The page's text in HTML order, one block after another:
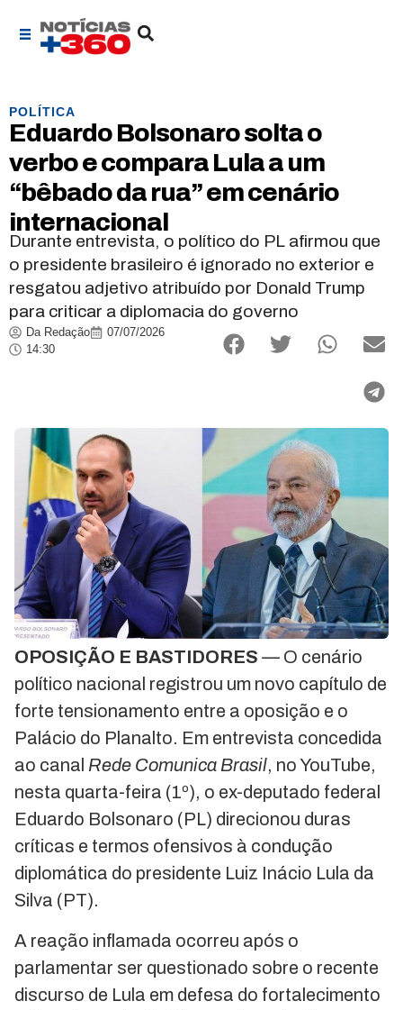
POLÍTICA
Eduardo Bolsonaro solta o
verbo e compara Lula a um
“bêbado da rua” em cenário
internacional
Durante entrevista, o político do PL afirmou que
o presidente brasileiro é ignorado no exterior e
resgatou adjetivo atribuído por Donald Trump
para criticar a diplomacia do governo
Da Redação
07/07/2026
14:30
OPOSIÇÃO E BASTIDORES — O cenário
político nacional registrou um novo capítulo de
forte tensionamento entre a oposição e o
Palácio do Planalto. Em entrevista concedida
ao canal Rede Comunica Brasil, no YouTube,
nesta quarta-feira (1º), o ex-deputado federal
Eduardo Bolsonaro (PL) direcionou duras
críticas e termos ofensivos à condução
diplomática do presidente Luiz Inácio Lula da
Silva (PT).
A reação inflamada ocorreu após o
parlamentar ser questionado sobre o recente
discurso de Lula em defesa do fortalecimento